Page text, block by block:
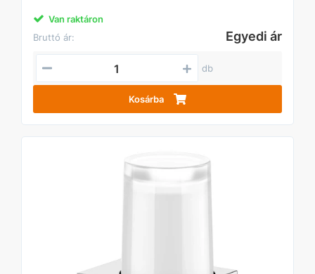
Van raktáron
Bruttó ár:
Egyedi ár
db
Kosárba